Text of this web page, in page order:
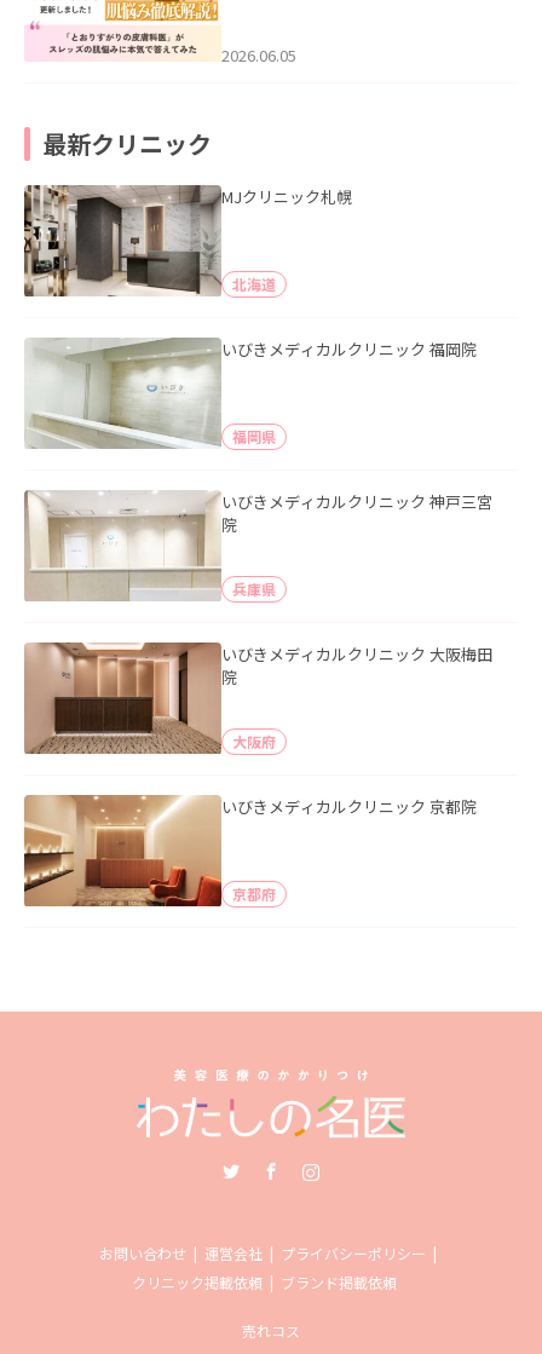
2026.06.05
最新クリニック
MJクリニック札幌
北海道
いびきメディカルクリニック 福岡院
福岡県
いびきメディカルクリニック 神戸三宮
院
兵庫県
いびきメディカルクリニック 大阪梅田
院
大阪府
いびきメディカルクリニック 京都院
京都府
お問い合わせ 運営会社
プライバシーポリシー
クリニック掲載依頼
ブランド掲載依頼
売れコス